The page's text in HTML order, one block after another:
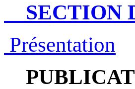
SECTION
Présentation